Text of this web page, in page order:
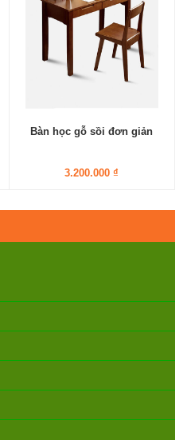
Bàn học gỗ sồi đơn giản
3.200.000 ₫